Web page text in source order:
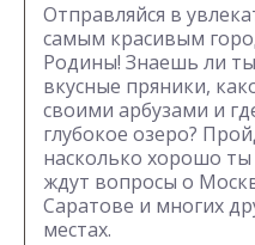
Отправляйся в
самым красивым
Родины! Знаешь ли
вкусные пряники,
своими арбузами и
глубокое озеро?
насколько хорошо
ждут вопросы о
Саратове и многих
местах.